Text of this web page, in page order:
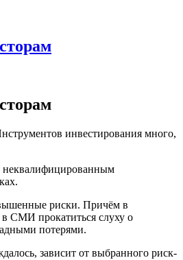
инвестирования много,
неквалифицированным
риски. Причём в
СМИ прокатиться слуху о
потерями.
зависит от выбранного риск-